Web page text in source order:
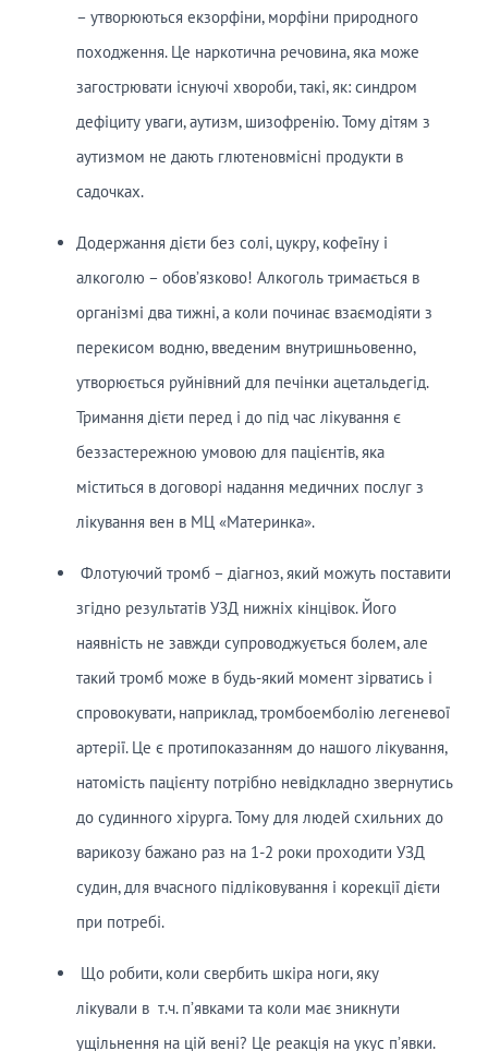
– утворюються екзорфіни, морфіни природного
походження. Це наркотична речовина, яка може
загострювати існуючі хвороби, такі, як: синдром
дефіциту уваги, аутизм, шизофренію. Тому дітям з
аутизмом не дають глютеновмісні продукти в
садочках.
Додержання дієти без солі, цукру, кофеїну і
алкоголю – обов’язково! Алкоголь тримається в
організмі два тижні, а коли починає взаємодіяти з
перекисом водню, введеним внутришньовенно,
утворюється руйнівний для печінки ацетальдегід.
Тримання дієти перед і до під час лікування є
беззастережною умовою для пацієнтів, яка
міститься в договорі надання медичних послуг з
лікування вен в МЦ «Материнка».
Флотуючий тромб – діагноз, який можуть поставити
згідно результатів УЗД нижніх кінцівок. Його
наявність не завжди супроводжується болем, але
такий тромб може в будь-який момент зірватись і
спровокувати, наприклад, тромбоемболію легеневої
артерії. Це є протипоказанням до нашого лікування,
натомість пацієнту потрібно невідкладно звернутись
до судинного хірурга. Тому для людей схильних до
варикозу бажано раз на 1-2 роки проходити УЗД
судин, для вчасного підліковування і корекції дієти
при потребі.
Що робити, коли свербить шкіра ноги, яку
лікували в т.ч. п’явками та коли має зникнути
ущільнення на цій вені? Це реакція на укус пʼявки.